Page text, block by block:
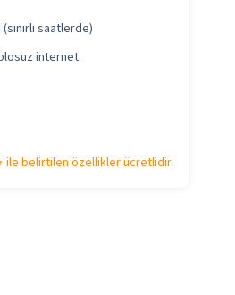
saatlerde)
internet
ile belirtilen özellikler ücretlidir.